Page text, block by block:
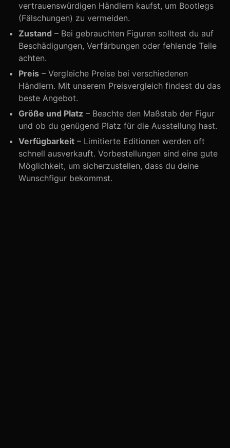
vertrauenswürdigen Händlern kaufst, um Bootlegs
(Fälschungen) zu vermeiden.
Zustand – Bei gebrauchten Figuren solltest du auf
Beschädigungen, Verfärbungen oder fehlende Teile
achten.
Preis – Vergleiche Preise bei verschiedenen
Händlern. Mit unserem Preisvergleich findest du das
beste Angebot.
Größe und Platz – Beachte den Maßstab der Figur
und ob du genügend Platz für die Ausstellung hast.
Verfügbarkeit – Limitierte Editionen werden oft
schnell ausverkauft. Vorbestellungen sind eine gute
Möglichkeit, um sicherzustellen, dass du deine
Wunschfigur bekommst.